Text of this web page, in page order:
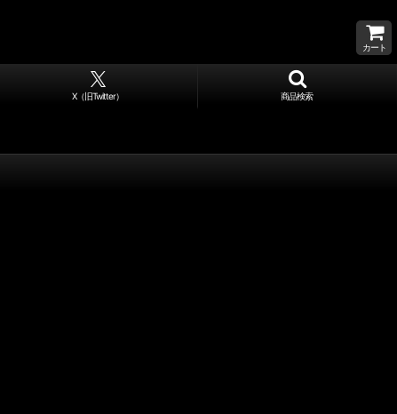
カート
X（旧Twitter） 商品検索